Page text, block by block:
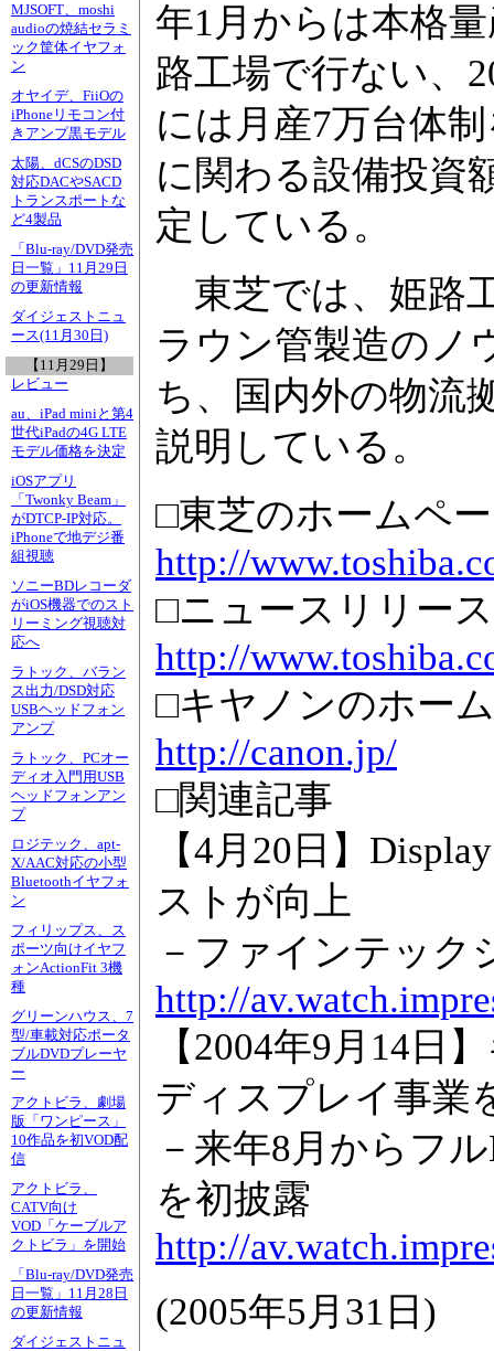
MJSOFT、moshi
audioの焼結セラミ
ック筐体イヤフォ
ン
オヤイデ、FiiOの
iPhoneリモコン付
きアンプ黒モデル
太陽、dCSのDSD
対応DACやSACD
トランスポートな
ど4製品
「Blu-ray/DVD発売
日一覧」11月29日
の更新情報
ダイジェストニュ
ース(11月30日)
【11月29日】
レビュー
au、iPad miniと第4
世代iPadの4G LTE
モデル価格を決定
iOSアプリ
「Twonky Beam」
がDTCP-IP対応。
iPhoneで地デジ番
組視聴
ソニーBDレコーダ
がiOS機器でのスト
リーミング視聴対
応へ
ラトック、バラン
ス出力/DSD対応
USBヘッドフォン
アンプ
ラトック、PCオー
ディオ入門用USB
ヘッドフォンアン
プ
ロジテック、apt-
X/AAC対応の小型
Bluetoothイヤフォ
ン
フィリップス、ス
ポーツ向けイヤフ
ォンActionFit 3機
種
グリーンハウス、7
型/車載対応ポータ
ブルDVDプレーヤ
ー
アクトビラ、劇場
版「ワンピース」
10作品を初VOD配
信
アクトビラ、
CATV向け
VOD「ケーブルア
クトビラ」を開始
「Blu-ray/DVD発売
日一覧」11月28日
の更新情報
ダイジェストニュ
年1月からは本格
路工場で行ない、
には月産7万台体
に関わる設備投資
定している。
東芝では、姫路
ラウン管製造のノ
ち、国内外の物流
説明している。
□東芝のホームペ
http://
□ニュースリリース
http://
□キヤノンのホー
http://canon.jp/
□関連記事
【4月20日】
ストが向上
－ファインテック
http://
【2004年9月14日
ディスプレイ事業
－来年8月からフ
を初披露
http://
(2005年5月31日 )